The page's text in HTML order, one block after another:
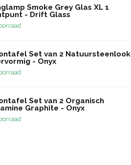
Smoke Grey Glas XL 1
- Drift Glass
Set van 2 Natuursteenlook
- Onyx
Set van 2 Organisch
Graphite - Onyx